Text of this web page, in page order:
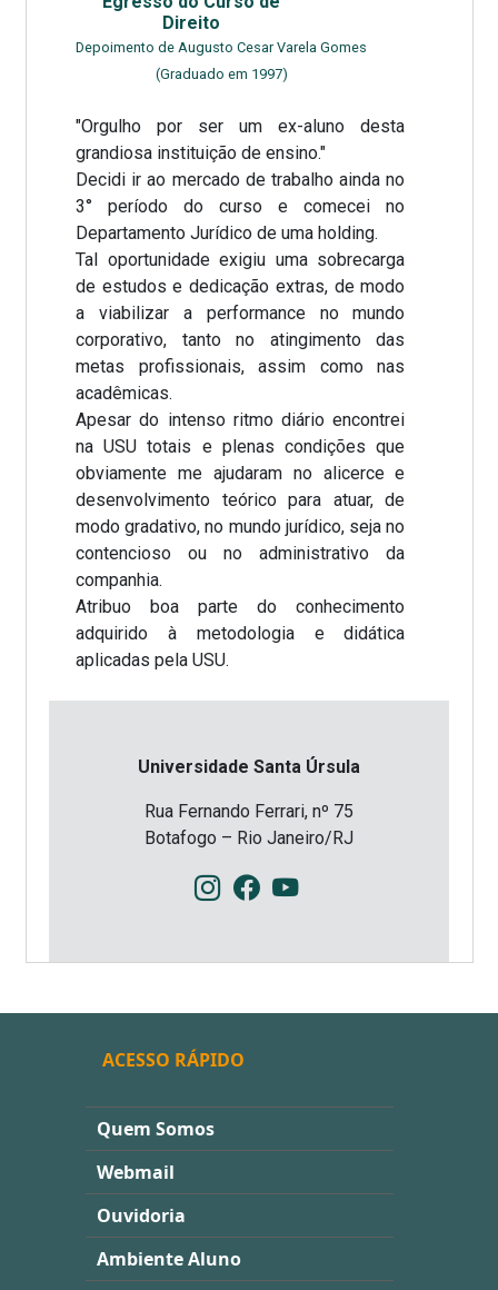
Direito
Depoimento de Augusto Cesar Varela Gomes
(Graduado em 1997)
"Orgulho por ser um ex-aluno desta
grandiosa instituição de ensino."
Decidi ir ao mercado de trabalho ainda no
3° período do curso e comecei no
Departamento Jurídico de uma holding.
Tal oportunidade exigiu uma sobrecarga
de estudos e dedicação extras, de modo
a viabilizar a performance no mundo
corporativo, tanto no atingimento das
metas profissionais, assim como nas
acadêmicas.
Apesar do intenso ritmo diário encontrei
na USU totais e plenas condições que
obviamente me ajudaram no alicerce e
desenvolvimento teórico para atuar, de
modo gradativo, no mundo jurídico, seja no
contencioso ou no administrativo da
companhia.
Atribuo boa parte do conhecimento
adquirido à metodologia e didática
aplicadas pela USU.
Universidade Santa Úrsula
Rua Fernando Ferrari, nº 75
Botafogo – Rio Janeiro/RJ
ACESSO RÁPIDO
Quem Somos
Webmail
Ouvidoria
Ambiente Aluno